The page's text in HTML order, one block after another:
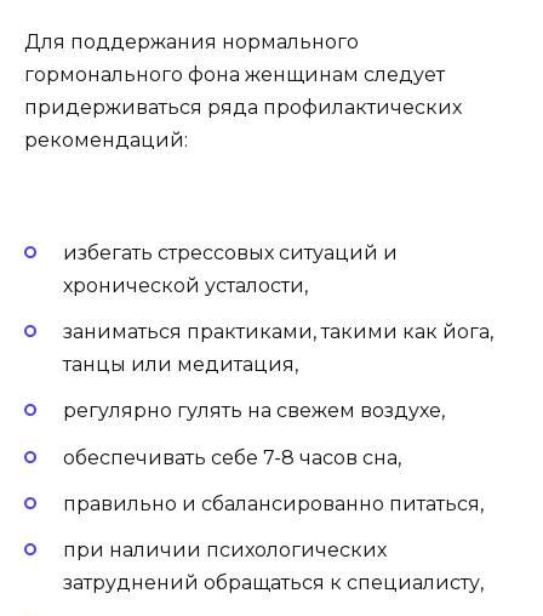
Для поддержания нормального
гормонального фона женщинам следует
придерживаться ряда профилактических
рекомендаций:
избегать стрессовых ситуаций и
хронической усталости,
заниматься практиками, такими как йога,
танцы или медитация,
регулярно гулять на свежем воздухе,
обеспечивать себе 7-8 часов сна,
правильно и сбалансированно питаться,
при наличии психологических
затруднений обращаться к специалисту,